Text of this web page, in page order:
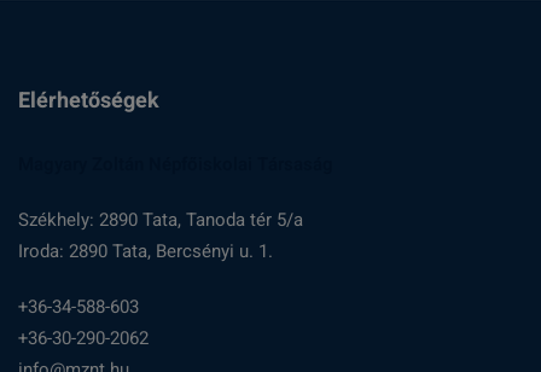
Elérhetőségek
Székhely: 2890 Tata, Tanoda tér 5/a
Iroda: 2890 Tata, Bercsényi u. 1.
+36-34-588-603
+36-30-290-2062